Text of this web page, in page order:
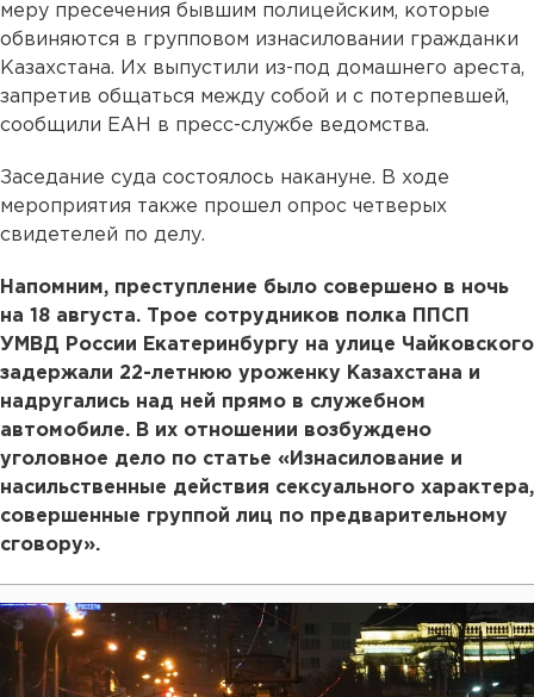
меру пресечения бывшим полицейским, которые
обвиняются в групповом изнасиловании гражданки
Казахстана. Их выпустили из-под домашнего ареста,
запретив общаться между собой и с потерпевшей,
сообщили ЕАН в пресс-службе ведомства.
Заседание суда состоялось накануне. В ходе
мероприятия также прошел опрос четверых
свидетелей по делу.
Напомним, преступление было совершено в ночь
на 18 августа. Трое сотрудников полка ППСП
УМВД России Екатеринбургу на улице Чайковского
задержали 22-летнюю уроженку Казахстана и
надругались над ней прямо в служебном
автомобиле. В их отношении возбуждено
уголовное дело по статье «Изнасилование и
насильственные действия сексуального характера,
совершенные группой лиц по предварительному
сговору».